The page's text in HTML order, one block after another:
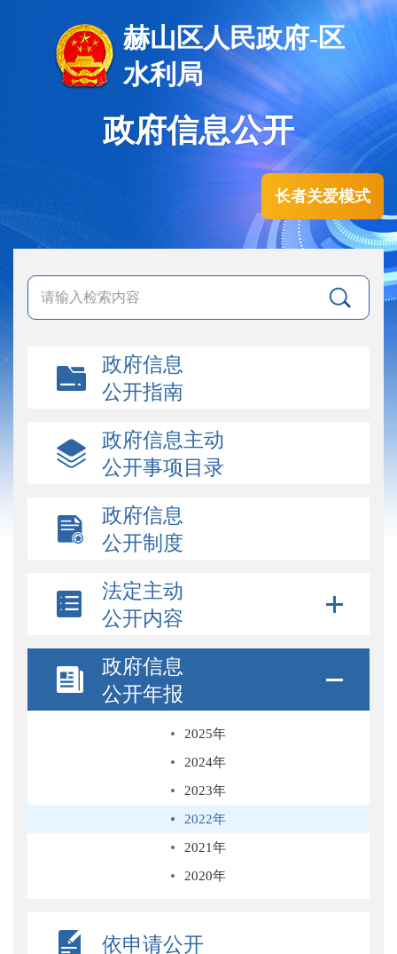
赫山区人民政府-区
水利局
政府信息公开
长者关爱模式
政府信息
公开指南
政府信息主动
公开事项目录
政府信息
公开制度
法定主动
公开内容
政府信息
公开年报
2025年
2024年
2023年
2022年
2021年
2020年
依申请公开